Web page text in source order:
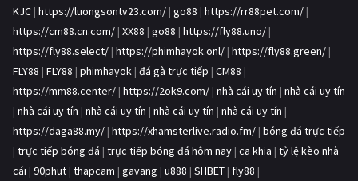
KJC | https://luongsontv23.com/ | go88 | https://rr88pet.com/ |
https://cm88.cn.com/ | XX88 | go88 | https://fly88.uno/ |
https://fly88.select/ | https://phimhayok.onl/ | https://fly88.green/ |
FLY88 | FLY88 | phimhayok | đá gà trực tiếp | CM88 |
https://mm88.center/ | https://2ok9.com/ | nhà cái uy tín | nhà cái uy tín
| nhà cái uy tín | nhà cái uy tín | nhà cái uy tín | nhà cái uy tín |
https://daga88.my/ | https://xhamsterlive.radio.fm/ | bóng đá trực tiếp
| trực tiếp bóng đá | trực tiếp bóng đá hôm nay | ca khia | tỷ lệ kèo nhà
cái | 90phut | thapcam | gavang | u888 | SHBET | fly88 |